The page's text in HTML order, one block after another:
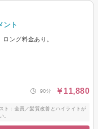
ント
ング料金あり。
90分 ￥11,880
ト：全員／髪質改善とハイライトが
。